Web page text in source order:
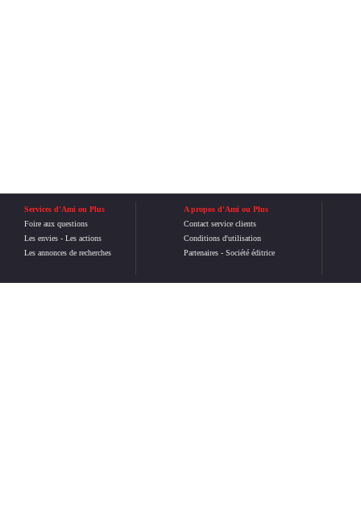
Services d'Ami ou Plus
Foire aux questions
Les envies - Les actions
Les annonces de recherches
A propos d'Ami ou Plus
Contact service clients
Conditions d'utilisation
Partenaires- Société éditrice